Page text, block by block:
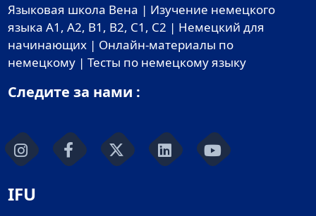
Языковая школа Вена | Изучение немецкого
языка A1, A2, B1, B2, C1, C2 | Немецкий для
начинающих | Онлайн-материалы по
немецкому | Тесты по немецкому языку
Следите за нами :
IFU